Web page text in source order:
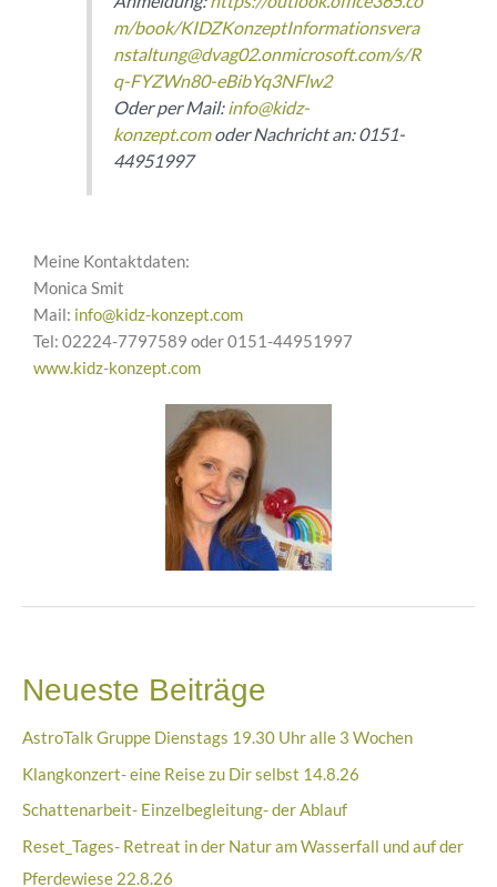
m/book/KIDZKonzeptInformationsvera
nstaltung@dvag02.onmicrosoft.com/s/R
q-FYZWn80-eBibYq3NFlw2
Oder per Mail: info@kidz-
konzept.comoder Nachricht an: 0151-
44951997
Meine Kontaktdaten:
Monica Smit
Mail: info@kidz-konzept.com
Tel: 02224-7797589 oder 0151-44951997
www.kidz-konzept.com
Neueste Beiträge
AstroTalk Gruppe Dienstags 19.30 Uhr alle 3 Wochen
Klangkonzert- eine Reise zu Dir selbst 14.8.26
Schattenarbeit- Einzelbegleitung- der Ablauf
Reset_Tages- Retreat in der Natur am Wasserfall und auf der
Pferdewiese 22.8.26